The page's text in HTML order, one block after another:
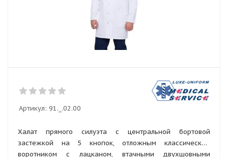
Артикул: 91._.02.00
Халат прямого силуэта с центральной бортовой
застежкой на 5 кнопок, отложным классическим
воротником с лацканом, втачными двухшовными